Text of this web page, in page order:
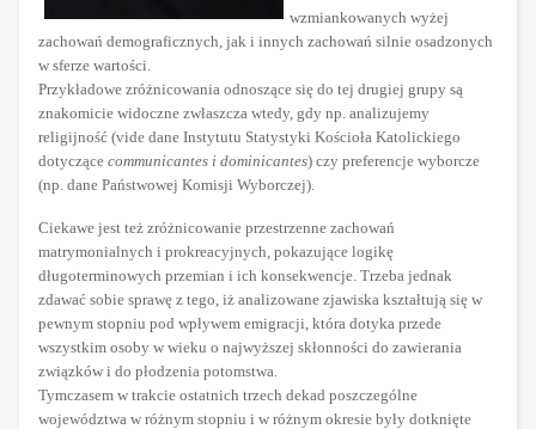
wzmiankowanych wyżej
zachowań demograficznych, jak i innych zachowań silnie osadzonych
w sferze wartości.
Przykładowe zróżnicowania odnoszące się do tej drugiej grupy są
znakomicie widoczne zwłaszcza wtedy, gdy np. analizujemy
religijność (vide dane Instytutu Statystyki Kościoła Katolickiego
dotyczące communicantes i dominicantes) czy preferencje wyborcze
(np. dane Państwowej Komisji Wyborczej).
Ciekawe jest też zróżnicowanie przestrzenne zachowań
matrymonialnych i prokreacyjnych, pokazujące logikę
długoterminowych przemian i ich konsekwencje. Trzeba jednak
zdawać sobie sprawę z tego, iż analizowane zjawiska kształtują się w
pewnym stopniu pod wpływem emigracji, która dotyka przede
wszystkim osoby w wieku o najwyższej skłonności do zawierania
związków i do płodzenia potomstwa.
Tymczasem w trakcie ostatnich trzech dekad poszczególne
województwa w różnym stopniu i w różnym okresie były dotknięte